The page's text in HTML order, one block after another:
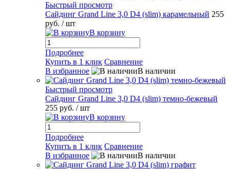
Быстрый просмотр
Сайдинг Grand Line 3,0 D4 (slim) карамельный 255
руб. / шт
В корзину
Подробнее
Купить в 1 клик Сравнение
В избранное
В наличии
Быстрый просмотр
Сайдинг Grand Line 3,0 D4 (slim) темно-бежевый
255 руб. / шт
В корзину
Подробнее
Купить в 1 клик Сравнение
В избранное
В наличии